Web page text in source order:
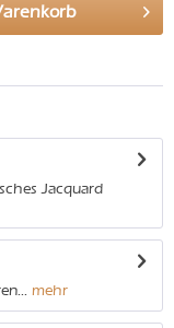
Jacquard
mehr